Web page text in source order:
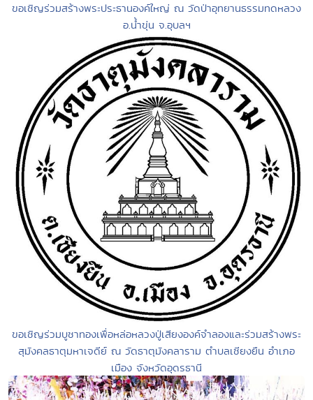
ขอเชิญร่วมสร้างพระประธานองค์ใหญ่ ณ วัดป่าอุทยานธรรมทดหลวง
อ.น้ำขุ่น จ.อุบลฯ
ขอเชิญร่วมบูชาทองเพื่อหล่อหลวงปู่เสียงองค์จำลองและร่วมสร้างพระ
สุมังคลธาตุมหาเจดีย์ ณ วัดธาตุมังคลาราม ตำบลเชียงยืน อำเภอ
เมือง จังหวัดอุดรธานี